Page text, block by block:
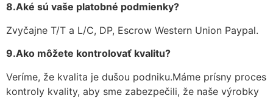
8.Aké sú vaše platobné podmienky?
Zvyčajne T/T a L/C, DP, Escrow Western Union Paypal.
9.Ako môžete kontrolovať kvalitu?
Veríme, že kvalita je dušou podniku.Máme prísny proces
kontroly kvality, aby sme zabezpečili, že naše výrobky